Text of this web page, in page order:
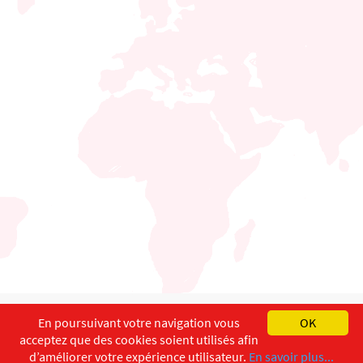
English Français
Copyright ©ISEC-AdW Impressum
OK
En poursuivant votre navigation vous
acceptez que des cookies soient utilisés afin
d’améliorer votre expérience utilisateur. En savoir plus...